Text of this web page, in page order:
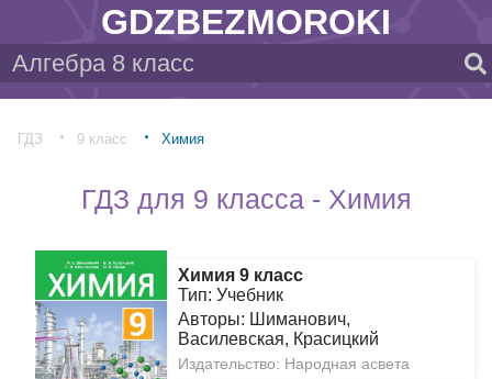
GDZBEZMOROKI
ГДЗ 9 класс Химия
ГДЗ для 9 класса - Химия
Химия 9 класс
Тип: Учебник
Авторы: Шиманович,
Василевская, Красицкий
Издательство: Народная асвета